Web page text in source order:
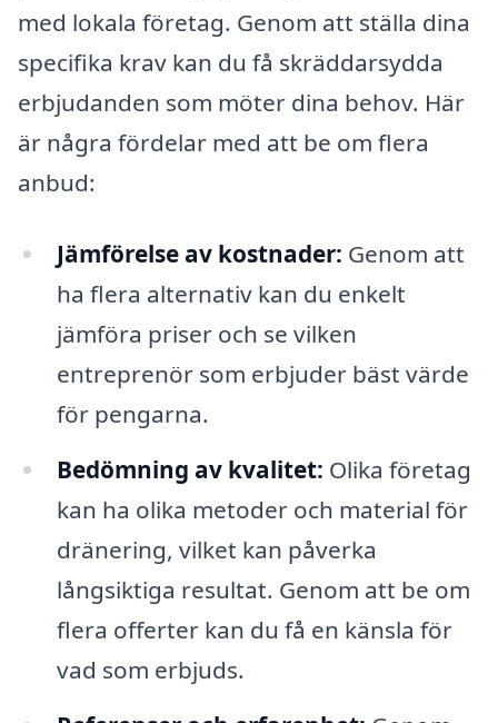
med lokala företag. Genom att ställa dina
specifika krav kan du få skräddarsydda
erbjudanden som möter dina behov. Här
är några fördelar med att be om flera
anbud:
Jämförelse av kostnader: Genom att
ha flera alternativ kan du enkelt
jämföra priser och se vilken
entreprenör som erbjuder bäst värde
för pengarna.
Bedömning av kvalitet: Olika företag
kan ha olika metoder och material för
dränering, vilket kan påverka
långsiktiga resultat. Genom att be om
flera offerter kan du få en känsla för
vad som erbjuds.